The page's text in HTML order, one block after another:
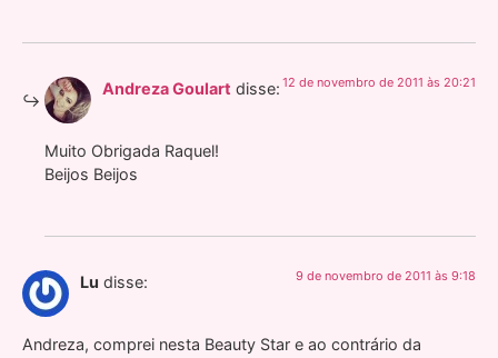
Andreza Goulart disse: 12 de novembro de 2011 às 20:21
Muito Obrigada Raquel!
Beijos Beijos
Lu disse: 9 de novembro de 2011 às 9:18
Andreza, comprei nesta Beauty Star e ao contrário da